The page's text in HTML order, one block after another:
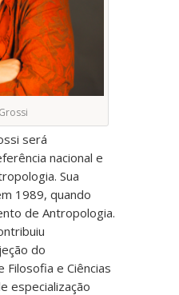
será
nacional e
Sua
1989, quando
de Antropologia.
do
e Ciências
especialização